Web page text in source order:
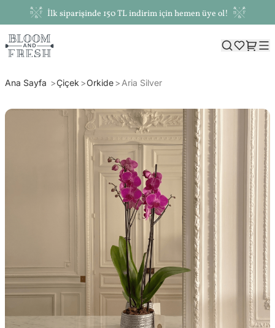
İlk siparişinde 150 TL indirim için hemen üye ol!
Ana Sayfa Çiçek Orkide Aria Silver